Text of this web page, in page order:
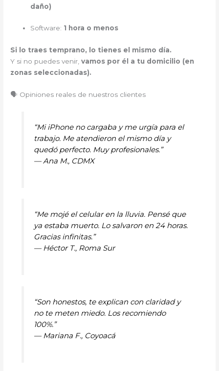
daño)
Software: 1 hora o menos
Si lo traes temprano, lo tienes el mismo día.
Y si no puedes venir,vamos por él a tu domicilio (en
zonas seleccionadas).
🗣️ Opiniones reales de nuestros clientes
“Mi iPhone no cargaba y me urgía para el
trabajo. Me atendieron el mismo día y
quedó perfecto. Muy profesionales.”
— Ana M., CDMX
“Me mojé el celular en la lluvia. Pensé que
ya estaba muerto. Lo salvaron en 24 horas.
Gracias infinitas.”
— Héctor T., Roma Sur
“Son honestos, te explican con claridad y
no te meten miedo. Los recomiendo
100%.”
— Mariana F., Coyoacá